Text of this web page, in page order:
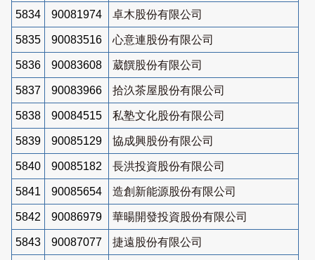
5834 90081974 卓木股份有限公司
5835 90083516 心意連股份有限公司
5836 90083608 葳饌股份有限公司
5837 90083966 拾汣茶屋股份有限公司
5838 90084515 私塾文化股份有限公司
5839 90085129 協成興股份有限公司
5840 90085182 長洪投資股份有限公司
5841 90085654 造創新能源股份有限公司
5842 90086979 華暘開發投資股份有限公司
5843 90087077 捷遠股份有限公司